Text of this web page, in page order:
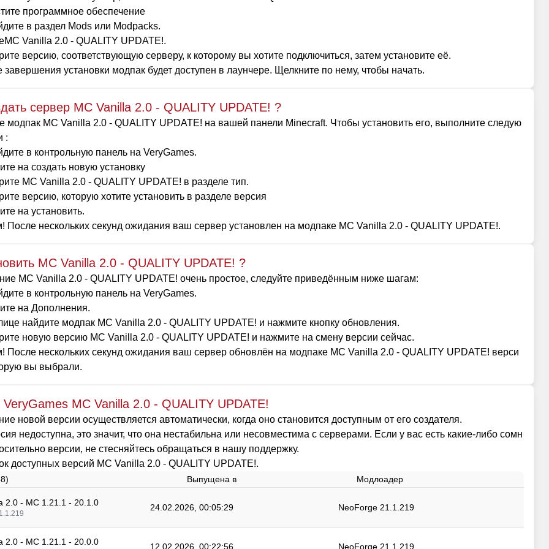
программное обеспечение
в раздел Mods или Modpacks.
Vanilla 2.0 - QUALITY UPDATE!.
версию, соответствующую серверу, к которому вы хотите подключиться, затем установите её.
завершения установки модпак будет доступен в лаунчере. Щелкните по нему, чтобы начать.
сервер MC Vanilla 2.0 - QUALITY UPDATE! ?
модпак MC Vanilla 2.0 - QUALITY UPDATE! на вашей панели Minecraft. Чтобы установить его, выполните следую
:
в контрольную панель на VeryGames.
на создать новую установку
MC Vanilla 2.0 - QUALITY UPDATE! в разделе тип.
версию, которую хотите установить в разделе версия
на установить.
После нескольких секунд ожидания ваш сервер установлен на модпаке MC Vanilla 2.0 - QUALITY UPDATE!.
MC Vanilla 2.0 - QUALITY UPDATE! ?
MC Vanilla 2.0 - QUALITY UPDATE! очень простое, следуйте приведённым ниже шагам:
в контрольную панель на VeryGames.
на Дополнения.
найдите модпак MC Vanilla 2.0 - QUALITY UPDATE! и нажмите кнопку обновления.
новую версию MC Vanilla 2.0 - QUALITY UPDATE! и нажмите на смену версии сейчас.
После нескольких секунд ожидания ваш сервер обновлён на модпаке MC Vanilla 2.0 - QUALITY UPDATE! верси
вы выбрали.
MC Vanilla 2.0 - QUALITY UPDATE!
новой версии осуществляется автоматически, когда оно становится доступным от его создателя.
недоступна, это значит, что она нестабильна или несовместима с серверами. Если у вас есть какие-либо сомн
версии, не стесняйтесь обращаться в нашу поддержку.
доступных версий MC Vanilla 2.0 - QUALITY UPDATE!.
Выпущена в Модлоадер
2.0 - MC 1.21.1 - 20.1.0 24.02.2026, 00:05:29 NeoForge 21.1.219
2.0 - MC 1.21.1 - 20.0.0 12.02.2026, 00:22:56 NeoForge 21.1.219